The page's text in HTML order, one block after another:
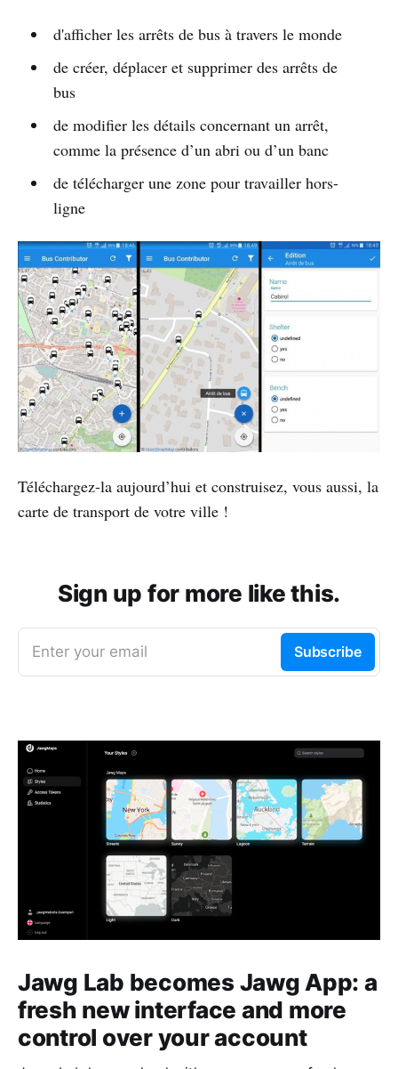
d'afficher les arrêts de bus à travers le monde
de créer, déplacer et supprimer des arrêts de
bus
de modifier les détails concernant un arrêt,
comme la présence d’un abri ou d’un banc
de télécharger une zone pour travailler hors-
ligne
Téléchargez-la aujourd’hui et construisez, vous aussi, la
carte de transport de votre ville !
Sign up for more like this.
Enter your email Subscribe
Jawg Lab becomes Jawg App: a
fresh new interface and more
control over your account